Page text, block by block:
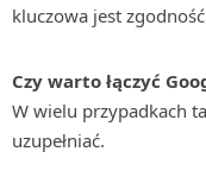
kluczowa jest
Czy warto łączyć
W wielu przypadkach
uzupełniać.